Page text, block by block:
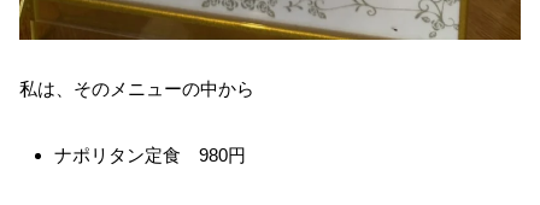
私は、そのメニューの中から
ナポリタン定食 980円